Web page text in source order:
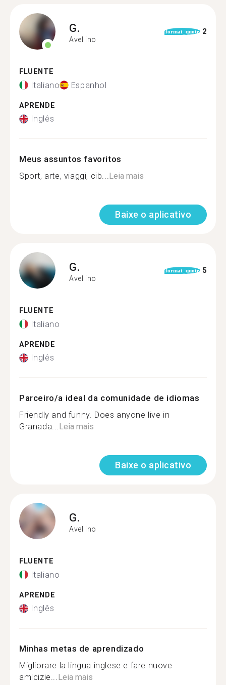
G.
Avellino
format_quote 2
FLUENTE
Italiano Espanhol
APRENDE
Inglês
Meus assuntos favoritos
Sport, arte, viaggi, cib...Leia mais
Baixe o aplicativo
G.
Avellino
format_quote 5
FLUENTE
Italiano
APRENDE
Inglês
Parceiro/a ideal da comunidade de idiomas
Friendly and funny. Does anyone live in
Granada...Leia mais
Baixe o aplicativo
G.
Avellino
FLUENTE
Italiano
APRENDE
Inglês
Minhas metas de aprendizado
Migliorare la lingua inglese e fare nuove
amicizie...Leia mais